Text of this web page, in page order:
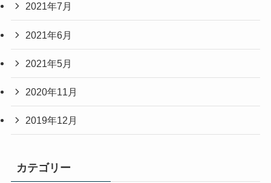
2021年7月
2021年6月
2021年5月
2020年11月
2019年12月
カテゴリー